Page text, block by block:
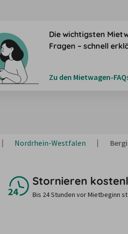
Die wichtigsten
Fragen – schnell
Zu den Mietwagen-
Nordrhein-Westfalen
Stornieren
Bis 24 Stunden vor Mietbeginn